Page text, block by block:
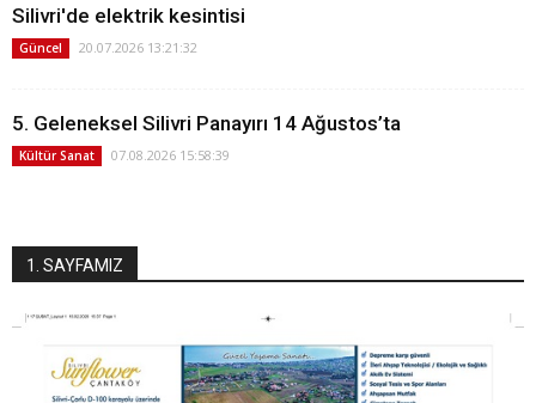
Silivri'de elektrik kesintisi
Güncel 20.07.2026 13:21:32
5. Geleneksel Silivri Panayırı 14 Ağustos’ta
Kültür Sanat 07.08.2026 15:58:39
1. SAYFAMIZ